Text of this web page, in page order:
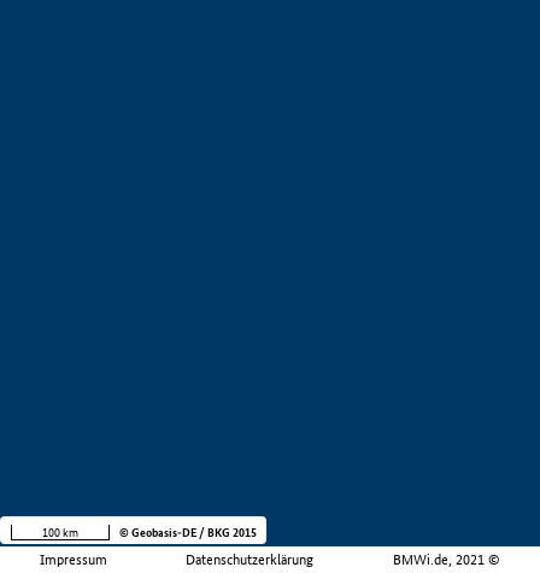
Impressum Datenschutzerklärung BMWi.de, 2021 ©
100 km © Geobasis-DE / BKG 2015